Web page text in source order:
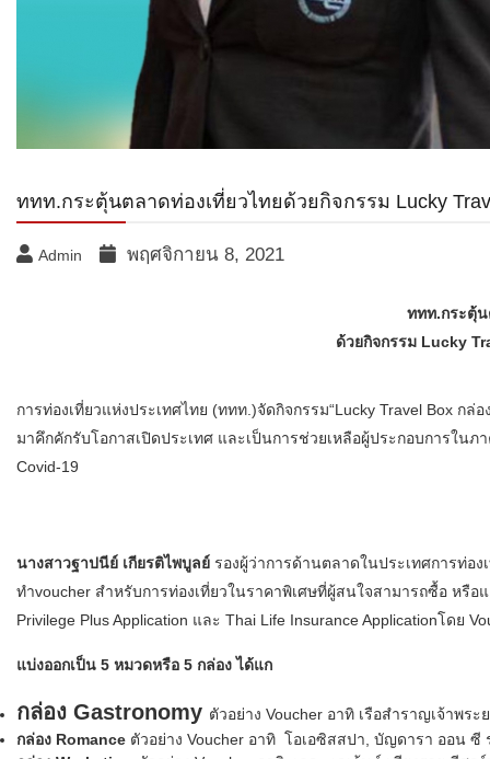
ททท.กระตุ้นตลาดท่องเที่ยวไทยด้วยกิจกรรม​ Lucky
Admin พฤศจิกายน 8, 2021
ททท.กระตุ้น
ด้วยกิจกรรม Lucky
การท่องเที่ยวแห่งประเทศไทย (ททท.)จัดกิจกรรม“Lucky Travel Box ก
มาคึกคักรับโอกาสเปิดประเทศ และเป็นการช่วยเหลือผู้ประกอบการใน
Covid-19
นางสาวฐาปนีย์ เกียรติไพบูลย์ รองผู้ว่าการด้านตลาดในประเทศการท่อ
ทำvoucher สำหรับการท่องเที่ยวในราคาพิเศษที่ผู้สนใจสามารถซื้อ หรื
Privilege Plus Application และ Thai Life Insurance Applicationโดย
แบ่งออกเป็น 5 หมวดหรือ 5 กล่อง ได้แก
กล่อง Gastronomy ตัวอย่าง Voucher อาทิ เรือสำราญเจ้าพ
กล่อง Romance ตัวอย่าง Voucher อาทิ โอเอซิสสปา, บัญดารา ออน ซี